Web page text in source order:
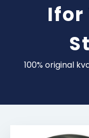
Ifor
100% original